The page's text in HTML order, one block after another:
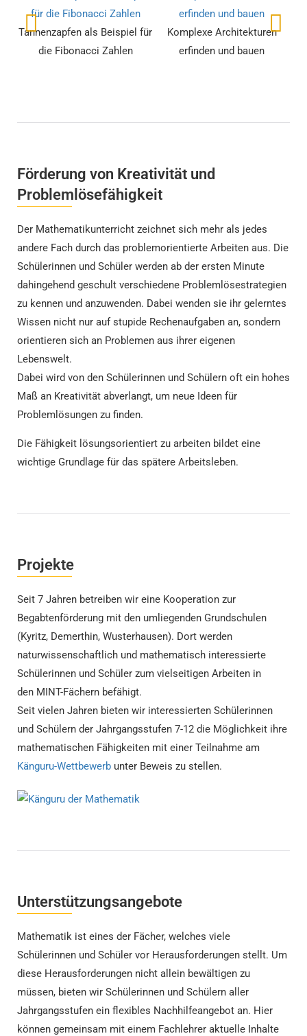
Tannenzapfen als Beispiel für
die Fibonacci Zahlen
Komplexe Architekturen
erfinden und bauen
Förderung von Kreativität und
Problemlösefähigkeit
Der Mathematikunterricht zeichnet sich mehr als jedes
andere Fach durch das problemorientierte Arbeiten aus. Die
Schülerinnen und Schüler werden ab der ersten Minute
dahingehend geschult verschiedene Problemlösestrategien
zu kennen und anzuwenden. Dabei wenden sie ihr gelerntes
Wissen nicht nur auf stupide Rechenaufgaben an, sondern
orientieren sich an Problemen aus ihrer eigenen
Lebenswelt.
Dabei wird von den Schülerinnen und Schülern oft ein hohes
Maß an Kreativität abverlangt, um neue Ideen für
Problemlösungen zu finden.
Die Fähigkeit lösungsorientiert zu arbeiten bildet eine
wichtige Grundlage für das spätere Arbeitsleben.
Projekte
Seit 7 Jahren betreiben wir eine Kooperation zur
Begabtenförderung mit den umliegenden Grundschulen
(Kyritz, Demerthin, Wusterhausen). Dort werden
naturwissenschaftlich und mathematisch interessierte
Schülerinnen und Schüler zum vielseitigen Arbeiten in
den MINT-Fächern befähigt.
Seit vielen Jahren bieten wir interessierten Schülerinnen
und Schülern der Jahrgangsstufen 7-12 die Möglichkeit ihre
mathematischen Fähigkeiten mit einer Teilnahme am
Känguru-Wettbewerb unter Beweis zu stellen.
Unterstützungsangebote
Mathematik ist eines der Fächer, welches viele
Schülerinnen und Schüler vor Herausforderungen stellt. Um
diese Herausforderungen nicht allein bewältigen zu
müssen, bieten wir Schülerinnen und Schülern aller
Jahrgangsstufen ein flexibles Nachhilfeangebot an. Hier
können gemeinsam mit einem Fachlehrer aktuelle Inhalte